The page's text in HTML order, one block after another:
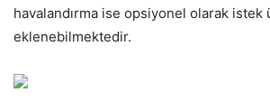
havalandırma ise opsiyonel olarak istek
eklenebilmektedir.